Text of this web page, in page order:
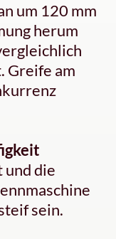
um 120 mm
herum
Greife am
und die
sein.